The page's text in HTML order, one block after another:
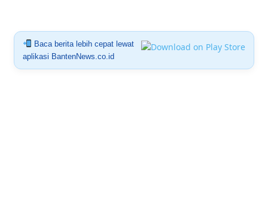
Baca berita lebih cepat lewat
aplikasi BantenNews.co.id